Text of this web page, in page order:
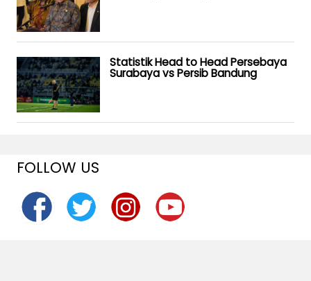
Statistik Head to Head Persebaya
Surabaya vs Persib Bandung
FOLLOW US